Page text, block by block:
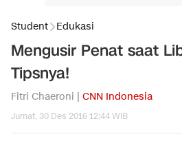
Student Edukasi
Mengusir Penat saat
Tipsnya!
Fitri Chaeroni | CNN Indonesia
Jumat, 30 Des 2016 12:44 WIB